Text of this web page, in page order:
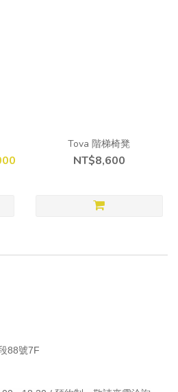
Tova 階梯椅凳
NT$8,600
88號7F